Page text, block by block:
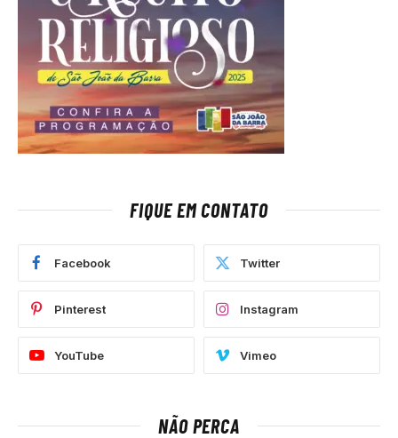
FIQUE EM CONTATO
Facebook Twitter
Pinterest Instagram
YouTube Vimeo
NÃO PERCA